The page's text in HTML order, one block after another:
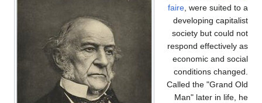
faire , were suited to a
developing capitalist
society but could not
respond effectively as
economic and social
conditions changed.
Called the "Grand Old
Man" later in life, he